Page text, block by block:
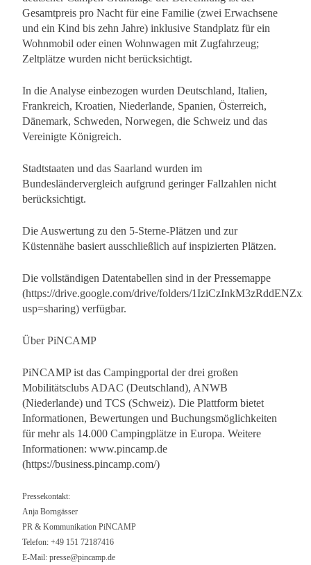
Gesamtpreis pro Nacht für eine Familie (zwei Erwachsene
und ein Kind bis zehn Jahre) inklusive Standplatz für ein
Wohnmobil oder einen Wohnwagen mit Zugfahrzeug;
Zeltplätze wurden nicht berücksichtigt.
In die Analyse einbezogen wurden Deutschland, Italien,
Frankreich, Kroatien, Niederlande, Spanien, Österreich,
Dänemark, Schweden, Norwegen, die Schweiz und das
Vereinigte Königreich.
Stadtstaaten und das Saarland wurden im
Bundesländervergleich aufgrund geringer Fallzahlen nicht
berücksichtigt.
Die Auswertung zu den 5-Sterne-Plätzen und zur
Küstennähe basiert ausschließlich auf inspizierten Plätzen.
Die vollständigen Datentabellen sind in der Pressemappe
(https://drive.google.com/drive/folders/
usp=sharing) verfügbar.
Über PiNCAMP
PiNCAMP ist das Campingportal der drei großen
Mobilitätsclubs ADAC (Deutschland), ANWB
(Niederlande) und TCS (Schweiz). Die Plattform bietet
Informationen, Bewertungen und Buchungsmöglichkeiten
für mehr als 14.000 Campingplätze in Europa. Weitere
Informationen: www.pincamp.de
(https://business.pincamp.com/)
Pressekontakt:
Anja Borngässer
PR & Kommunikation PiNCAMP
Telefon: +49 151 72187416
E-Mail: presse@pincamp.de